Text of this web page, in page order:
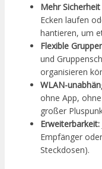
Mehr
Ecken laufen
hantieren, um
Flexible
und
organisieren
WLAN-
ohne App,
großer
Erweiterbarkeit:
Empfänger
Steckdosen).